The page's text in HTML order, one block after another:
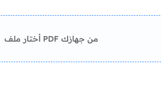
أختار ملف PDF من جهازك